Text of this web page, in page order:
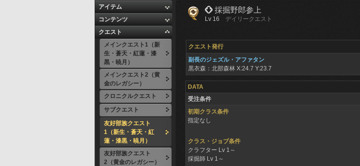
アイテム
コンテンツ
クエスト
メインクエスト1（新
生・蒼天・紅蓮・漆
黒・暁月）
メインクエスト2（黄
金のレガシー）
クロニクルクエスト
サブクエスト
友好部族クエスト
1（新生・蒼天・紅
蓮・漆黒・暁月）
友好部族クエスト
2（黄金のレガシー）
 採掘野郎参上
Lv 16
デイリークエスト
クエスト発行
副長のジェズル・アファタン
黒衣森：北部森林 X:24.7 Y:23.7
DATA
受注条件
初期クラス条件
指定なし
クラス・ジョブ条件
クラフター Lv 1～
採掘師 Lv 1～